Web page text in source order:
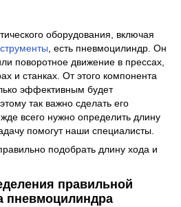
оборудования, включая
, есть пневмоцилиндр. Он
поворотное движение в прессах,
и станках. От этого компонента
эффективным будет
так важно сделать его
всего нужно определить длину
помогут наши специалисты.
правильной
пневмоцилиндра